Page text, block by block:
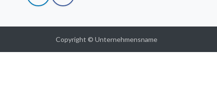
Copyright © Unternehmensname